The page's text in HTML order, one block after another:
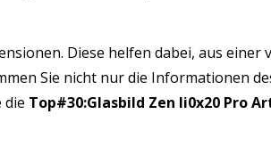
Diese helfen dabei, aus
Sie nicht nur die Informationen
die Top#30:Glasbild Zen Ii0x20 Pro